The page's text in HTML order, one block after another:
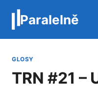
obsah
Paralelně
GLOSY
TRN #21 –